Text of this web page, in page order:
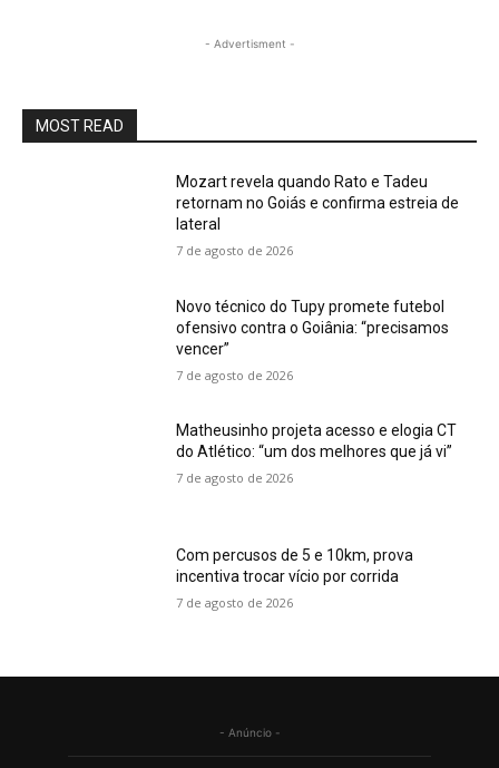
- Advertisment -
MOST READ
Mozart revela quando Rato e Tadeu
retornam no Goiás e confirma estreia de
lateral
7 de agosto de 2026
Novo técnico do Tupy promete futebol
ofensivo contra o Goiânia: “precisamos
vencer”
7 de agosto de 2026
Matheusinho projeta acesso e elogia CT
do Atlético: “um dos melhores que já vi”
7 de agosto de 2026
Com percusos de 5 e 10km, prova
incentiva trocar vício por corrida
7 de agosto de 2026
- Anúncio -